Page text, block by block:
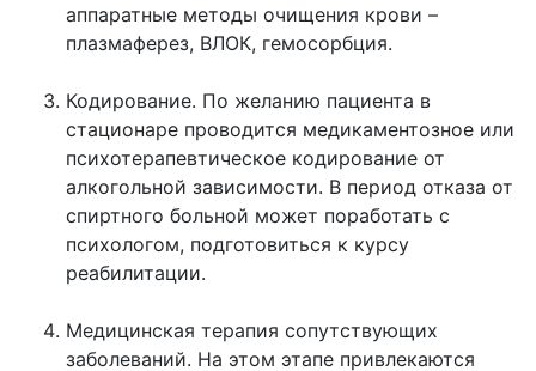
аппаратные методы очищения крови –
плазмаферез, ВЛОК, гемосорбция.
Кодирование. По желанию пациента в
стационаре проводится медикаментозное или
психотерапевтическое кодирование от
алкогольной зависимости. В период отказа от
спиртного больной может поработать с
психологом, подготовиться к курсу
реабилитации.
Медицинская терапия сопутствующих
заболеваний. На этом этапе привлекаются